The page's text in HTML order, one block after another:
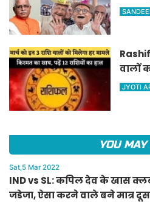
वाले
वालों
किस्मत
JYOTI
YOU
Sat,5 Mar 2022
IND vs SL: कपिल देव के खास
जडेजा, ऐसा करने वाले बने मात्र